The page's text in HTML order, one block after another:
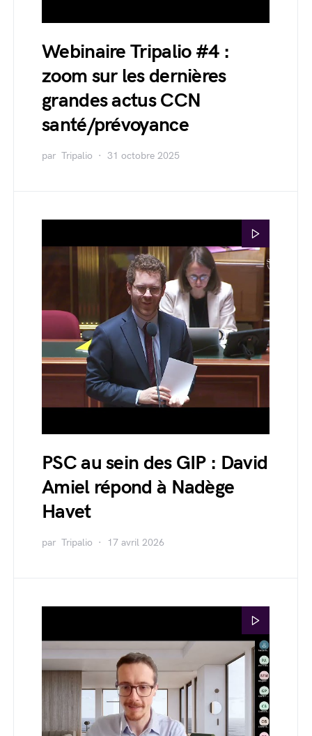
Webinaire Tripalio #4 :
zoom sur les dernières
grandes actus CCN
santé/prévoyance
par Tripalio 31 octobre 2025
PSC au sein des GIP : David
Amiel répond à Nadège
Havet
par Tripalio 17 avril 2026